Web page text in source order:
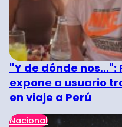
"Y de dónde
expone a usuario
en viaje a Perú
Nacional